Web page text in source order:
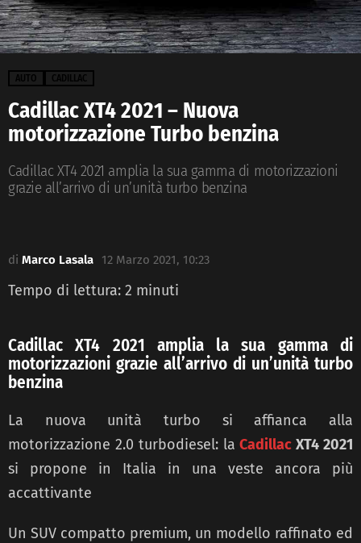
AUTO CADILLAC
Cadillac XT4 2021 – Nuova
motorizzazione Turbo benzina
Cadillac XT4 2021 amplia la sua gamma di motorizzazioni
grazie all’arrivo di un’unità turbo benzina
di Marco Lasala 12 Marzo 2021, 10:23
Tempo di lettura: 2 minuti
Cadillac XT4 2021 amplia la sua gamma di
motorizzazioni grazie all’arrivo di un’unità turbo
benzina
La nuova unità turbo si affianca alla
motorizzazione 2.0 turbodiesel: laCadillac XT4 2021
si propone in Italia in una veste ancora più
accattivante
Un SUV compatto premium, un modello raffinato ed